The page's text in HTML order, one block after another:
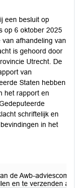
een besluit op
op 6 oktober 2025
afhandeling van
is gehoord door
Utrecht. De
van
Staten hebben
het rapport en
schriftelijk en
in het
de Awb-
en te verzenden aan